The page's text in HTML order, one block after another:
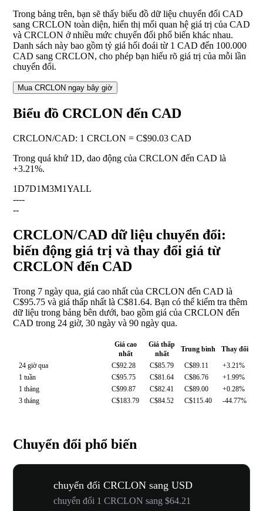
Trong bảng trên, bạn sẽ thấy biểu đồ dữ liệu chuyển đổi CAD
sang CRCLON toàn diện, hiển thị mối quan hệ giá trị của CAD
và CRCLON ở nhiều mức chuyển đổi phổ biến khác nhau.
Danh sách này bao gồm tỷ giá hối đoái từ 1 CAD đến 100.000
CAD sang CRCLON, cho phép bạn hiểu rõ giá trị của mỗi lần
chuyển đổi.
Mua CRCLON ngay bây giờ
Biểu đồ CRCLON đến CAD
CRCLON/CAD: 1 CRCLON = C$90.03 CAD
Trong quá khứ 1D, dao động của CRCLON đến CAD là
+3.21%.
1D7D1M3M1YALL
----
--
CRCLON/CAD dữ liệu chuyển đổi:
biến động giá trị và thay đổi giá từ
CRCLON đến CAD
Trong 7 ngày qua, giá cao nhất của CRCLON đến CAD là
C$95.75 và giá thấp nhất là C$81.64. Bạn có thể kiểm tra thêm
dữ liệu trong bảng bên dưới, bao gồm giá của CRCLON đến
CAD trong 24 giờ, 30 ngày và 90 ngày qua.
Giá cao
nhất
Giá thấp
nhất
Trung bình
Thay đổi
24 giờ qua
C$92.28 C$85.79 C$89.11
+3.21%
1 tuần
C$95.75 C$81.64 C$86.76
+1.99%
1 tháng
C$99.87 C$82.41 C$89.00
+0.28%
3 tháng
C$183.79 C$84.52 C$115.40 -44.77%
Chuyển đổi phổ biến
chuyển đổi CRCLON sang USD
chuyển đổi 1 CRCLON sang $64.21